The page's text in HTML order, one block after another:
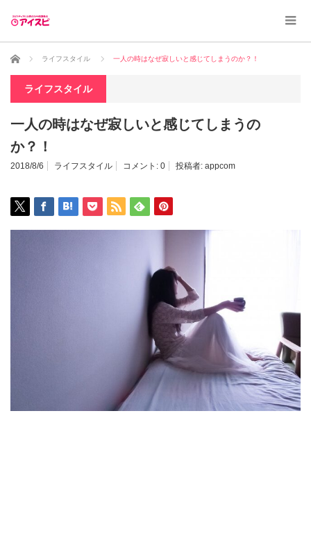
ホーム ライフスタイル 一人の時はなぜ寂しいと感じてしまうのか？！
ライフスタイル
一人の時はなぜ寂しいと感じてしまうの
か？！
2018/8/6 ライフスタイル コメント: 0 投稿者: appcom